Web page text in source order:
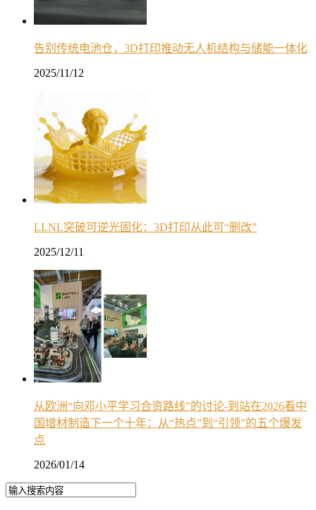
告别传统电池仓，3D打印推动无人机结构与储能一体化
2025/11/12
LLNL突破可逆光固化：3D打印从此可“删改”
2025/12/11
从欧洲“向邓小平学习合资路线”的讨论-到站在2026看中
国增材制造下一个十年：从“热点”到“引领”的五个爆发
点
2026/01/14